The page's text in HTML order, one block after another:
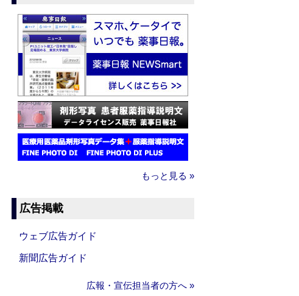
もっと見る »
広告掲載
ウェブ広告ガイド
新聞広告ガイド
広報・宣伝担当者の方へ »